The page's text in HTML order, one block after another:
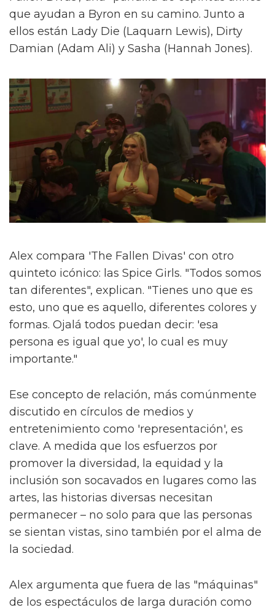
que ayudan a Byron en su camino. Junto a
ellos están Lady Die (Laquarn Lewis), Dirty
Damian (Adam Ali) y Sasha (Hannah Jones).
Alex compara 'The Fallen Divas' con otro
quinteto icónico: las Spice Girls. "Todos somos
tan diferentes", explican. "Tienes uno que es
esto, uno que es aquello, diferentes colores y
formas. Ojalá todos puedan decir: 'esa
persona es igual que yo', lo cual es muy
importante."
Ese concepto de relación, más comúnmente
discutido en círculos de medios y
entretenimiento como 'representación', es
clave. A medida que los esfuerzos por
promover la diversidad, la equidad y la
inclusión son socavados en lugares como las
artes, las historias diversas necesitan
permanecer – no solo para que las personas
se sientan vistas, sino también por el alma de
la sociedad.
Alex argumenta que fuera de las "máquinas"
de los espectáculos de larga duración como